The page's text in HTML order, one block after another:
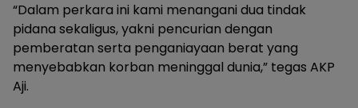
“Dalam perkara ini kami menangani dua tindak
pidana sekaligus, yakni pencurian dengan
pemberatan serta penganiayaan berat yang
menyebabkan korban meninggal dunia,” tegas AKP
Aji.